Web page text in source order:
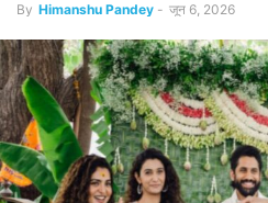
By Himanshu Pandey - जून 6, 2026